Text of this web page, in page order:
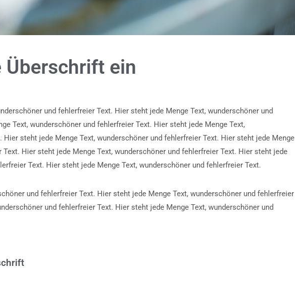
Überschrift ein
und fehlerfreier Text. Hier steht jede Menge Text, wunderschöner und
Text, wunderschöner und fehlerfreier Text. Hier steht jede Menge Text,
steht jede Menge Text, wunderschöner und fehlerfreier Text. Hier steht jede Menge
Hier steht jede Menge Text, wunderschöner und fehlerfreier Text. Hier steht jede
Text. Hier steht jede Menge Text, wunderschöner und fehlerfreier Text.
und fehlerfreier Text. Hier steht jede Menge Text, wunderschöner und fehlerfreier
und fehlerfreier Text. Hier steht jede Menge Text, wunderschöner und